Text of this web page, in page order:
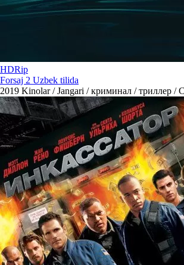
HDRip
Forsaj 2 Uzbek tilida
2019 Kinolar / Jangari / криминал / триллер